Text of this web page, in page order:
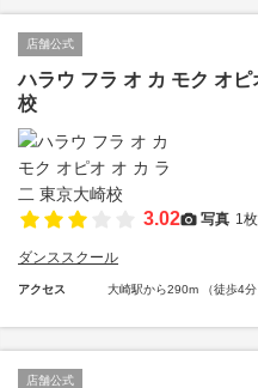
店舗公式
ハラウ フラ オ カ モク オ
校
3.02 写真 1枚
ダンススクール
アクセス 大崎駅から290m （徒歩4分
店舗公式